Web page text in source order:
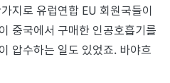
지로 유럽연합 EU 회원국들이
중국에서 구매한 인공호흡기를
압수하는 일도 있었죠. 바야흐